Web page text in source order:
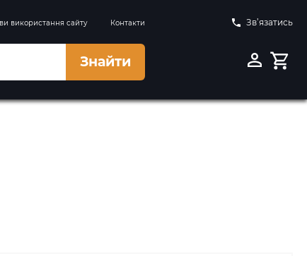
використання сайту Контакти Зв’язатись
Знайти